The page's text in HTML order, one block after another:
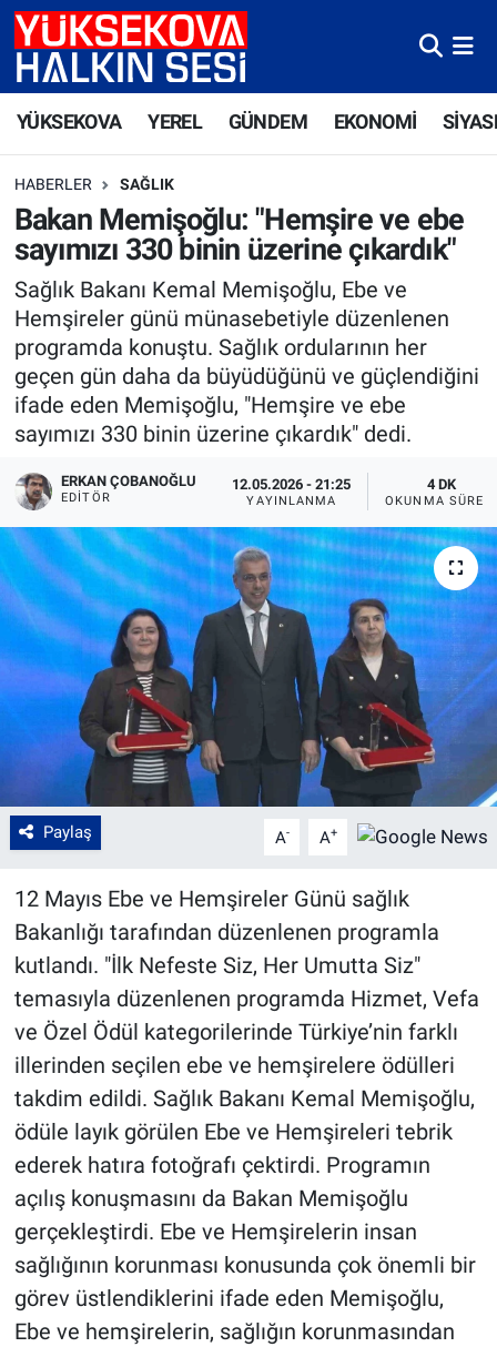
YÜKSEKOVA YEREL GÜNDEM EKONOMİ
HABERLER SAĞLIK
Bakan Memişoğlu: "Hemşire ve ebe
sayımızı 330 binin üzerine çıkardık"
Sağlık Bakanı Kemal Memişoğlu, Ebe ve
Hemşireler günü münasebetiyle düzenlenen
programda konuştu. Sağlık ordularının her
geçen gün daha da büyüdüğünü ve güçlendiğini
ifade eden Memişoğlu, "Hemşire ve ebe
sayımızı 330 binin üzerine çıkardık" dedi.
ERKAN ÇOBANOĞLU
EDITÖR
12.05.2026 - 21:25
YAYINLANMA
4 DK
OKUNMA SÜRESI
Paylaş A- A+
12 Mayıs Ebe ve Hemşireler Günü sağlık
Bakanlığı tarafından düzenlenen programla
kutlandı. "İlk Nefeste Siz, Her Umutta Siz"
temasıyla düzenlenen programda Hizmet, Vefa
ve Özel Ödül kategorilerinde Türkiye’nin farklı
illerinden seçilen ebe ve hemşirelere ödülleri
takdim edildi. Sağlık Bakanı Kemal Memişoğlu,
ödüle layık görülen Ebe ve Hemşireleri tebrik
ederek hatıra fotoğrafı çektirdi. Programın
açılış konuşmasını da Bakan Memişoğlu
gerçekleştirdi. Ebe ve Hemşirelerin insan
sağlığının korunması konusunda çok önemli bir
görev üstlendiklerini ifade eden Memişoğlu,
Ebe ve hemşirelerin, sağlığın korunmasından
Yüksekova Nöbetçi Eczaneler
Yüksekova Trafik Yoğunluk Haritası
Süper Lig Puan Durumu ve Fikstür
Tüm Manşetler
Son Dakika Haberleri
Haber Arşivi